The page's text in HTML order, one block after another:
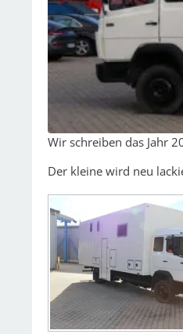
Wir schreiben das Jahr
Der kleine wird neu